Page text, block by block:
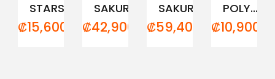
STARS
₡15,600.00
SAKURA...
₡42,900.00
SAKURA...
₡59,400.00
POLY...
₡